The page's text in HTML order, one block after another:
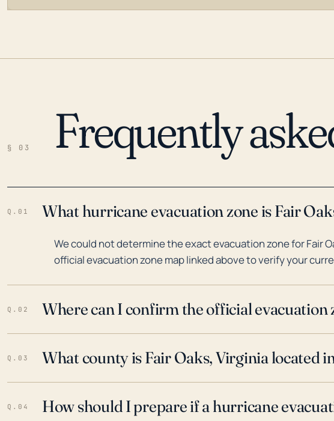
§ 03 Frequently
Q.01 What hurricane evacuation zone is Fair
We could not determine the exact evacuation zone for Fair
official evacuation zone map linked above to verify your
Q.02 Where can I confirm the official
Q.03 What county is Fair Oaks, Virginia located
Q.04 How should I prepare if a hurricane